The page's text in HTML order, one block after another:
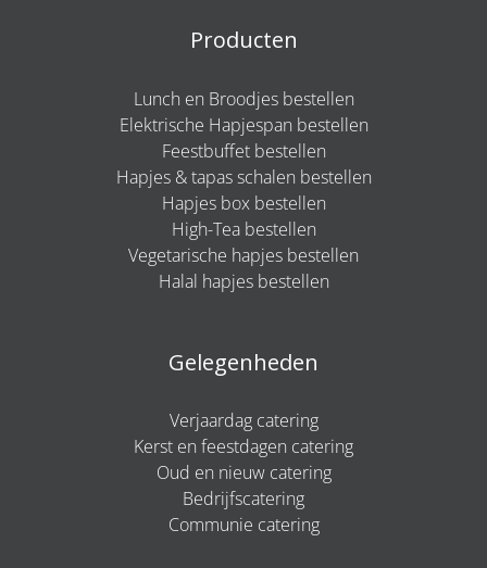
Producten
Lunch en Broodjes bestellen
Elektrische Hapjespan bestellen
Feestbuffet bestellen
Hapjes & tapas schalen bestellen
Hapjes box bestellen
High-Tea bestellen
Vegetarische hapjes bestellen
Halal hapjes bestellen
Gelegenheden
Verjaardag catering
Kerst en feestdagen catering
Oud en nieuw catering
Bedrijfscatering
Communie catering